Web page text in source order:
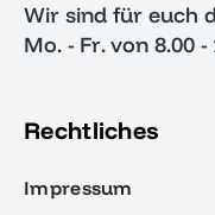
Wir sind für euch
Mo. - Fr. von 8.00
Rechtliches
Impressum